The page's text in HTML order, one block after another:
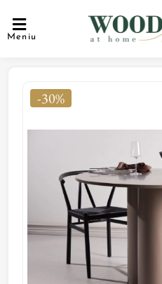
Meniu
-30%